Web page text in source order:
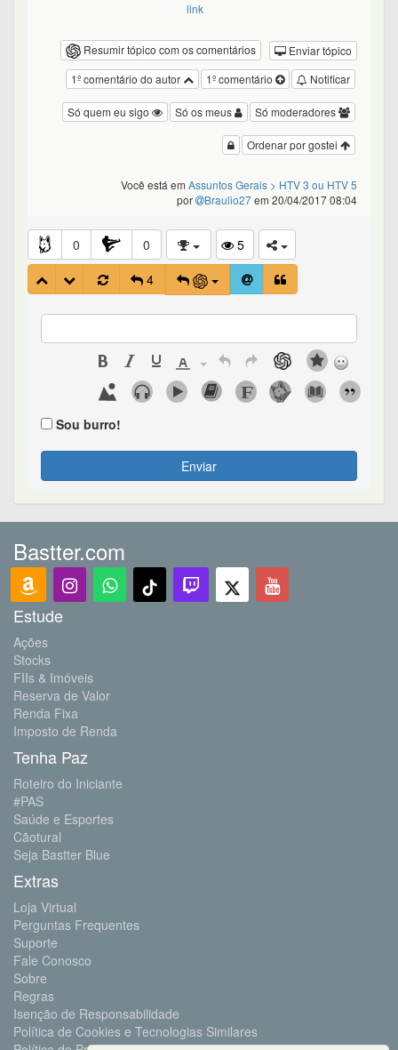
link
Resumir tópico com os comentários
Enviar tópico
Notificar
1º comentário
1º comentário do autor
Só moderadores
Só os meus
Só quem eu sigo
Ordenar por gostei
Você está em Assuntos Gerais > HTV 3 ou HTV 5
por
Braulio27em 20/04/2017 08:04
0 0
5
4
Sou burro!
Enviar
Bastter.com
Estude
Ações
Stocks
FIIs & Imóveis
Reserva de Valor
Renda Fixa
Imposto de Renda
Tenha Paz
Roteiro do Iniciante
#PAS
Saúde e Esportes
Cãotural
Seja Bastter Blue
Extras
Loja Virtual
Perguntas Frequentes
Suporte
Fale Conosco
Sobre
Regras
Isenção de Responsabilidade
Política de Cookies e Tecnologias Similares